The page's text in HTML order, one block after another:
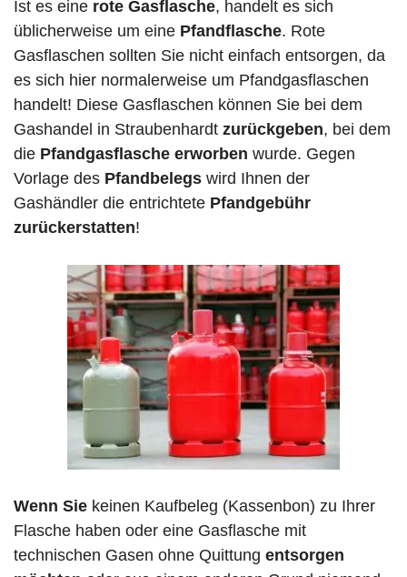
Ist es eine rote Gasflasche, handelt es sich
üblicherweise um eine Pfandflasche. Rote
Gasflaschen sollten Sie nicht einfach entsorgen, da
es sich hier normalerweise um Pfandgasflaschen
handelt! Diese Gasflaschen können Sie bei dem
Gashandel in Straubenhardt zurückgeben, bei dem
die Pfandgasflasche erworben wurde. Gegen
Vorlage des Pfandbelegs wird Ihnen der
Gashändler die entrichtete Pfandgebühr
zurückerstatten!
Wenn Sie keinen Kaufbeleg (Kassenbon) zu Ihrer
Flasche haben oder eine Gasflasche mit
technischen Gasen ohne Quittung entsorgen